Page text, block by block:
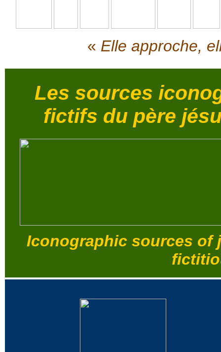
« Elle approche,
Les sources
fictifs du père
Iconographic sources of